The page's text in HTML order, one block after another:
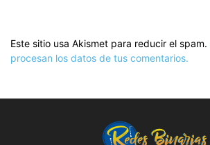
Este sitio usa Akismet para reducir el spam.
procesan los datos de tus comentarios.